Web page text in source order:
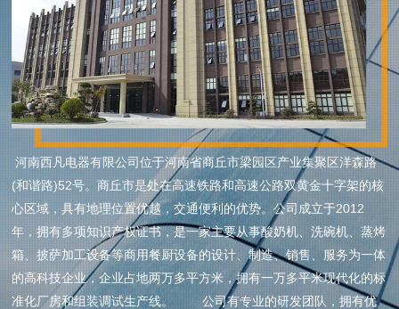
河南西凡电器有限公司位于河南省商丘市梁园区产业集聚区洋森路
(和谐路)52号。商丘市是处在高速铁路和高速公路双黄金十字架的核
心区域，具有地理位置优越，交通便利的优势。公司成立于2012
年，拥有多项知识产权证书，是一家主要从事酸奶机、洗碗机、蒸烤
箱、披萨加工设备等商用餐厨设备的设计、制造、销售、服务为一体
的高科技企业，企业占地两万多平方米，拥有一万多平米现代化的标
准化厂房和组装调试生产线。 公司有专业的研发团队，拥有优